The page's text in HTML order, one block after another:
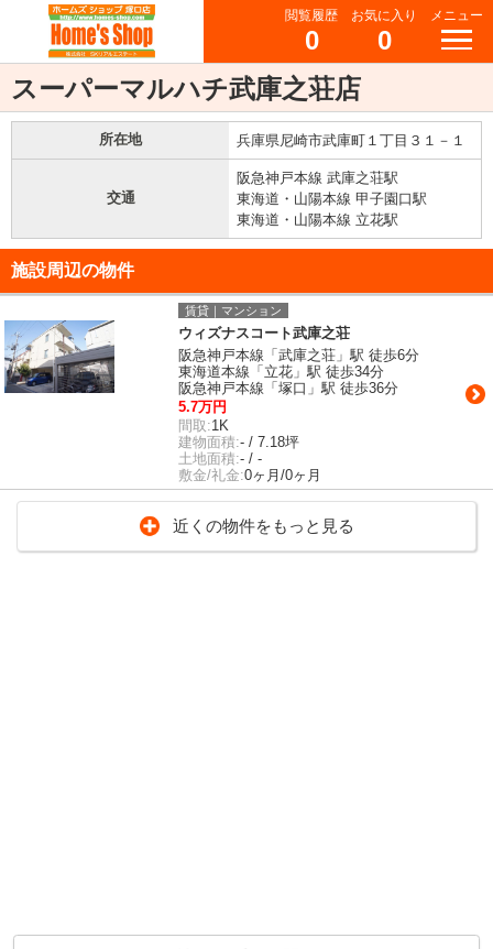
閲覧履歴
0
お気に入り
0
メニュー
スーパーマルハチ武庫之荘店
所在地 兵庫県尼崎市武庫町１丁目３１－１
交通
阪急神戸本線 武庫之荘駅
東海道・山陽本線 甲子園口駅
東海道・山陽本線 立花駅
施設周辺の物件
賃貸｜マンション
ウィズナスコート武庫之荘
阪急神戸本線「武庫之荘」駅 徒歩6分
東海道本線「立花」駅 徒歩34分
阪急神戸本線「塚口」駅 徒歩36分
5.7万円
間取:1K
建物面積:- / 7.18坪
土地面積:- / -
敷金/礼金:0ヶ月/0ヶ月
近くの物件をもっと見る